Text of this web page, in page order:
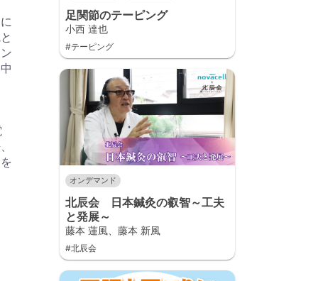
足関節のテーピング
小西 達也
#テーピング
オンデマンド
北辰会 日本鍼灸の叡智～工夫
と発展～
藤本 蓮風、藤本 新風
#北辰会